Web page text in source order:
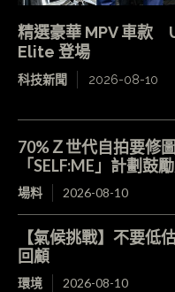
精選豪華 MPV 車款
Elite 登場
科技新聞 2026-08-10
70%Ｚ世代自拍要修
「SELF:ME」計劃鼓
場料 2026-08-10
【氣候挑戰】不要低
回顧
環境 2026-08-10